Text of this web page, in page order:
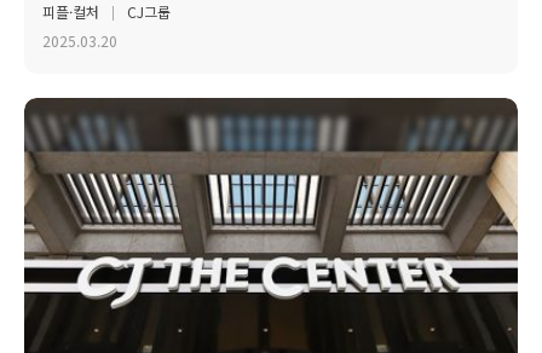
피플·컬처
CJ그룹
2025.03.20